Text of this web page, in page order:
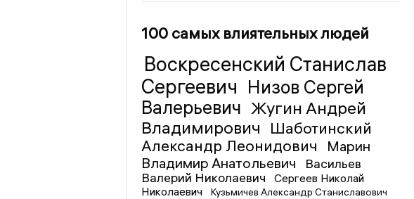
100 самых влиятельных людей
Воскресенский Станислав
Сергеевич Низов Сергей
Валерьевич Жугин Андрей
Владимирович
Шаботинский
Александр Леонидович
Марин
Владимир Анатольевич
Васильев
Валерий Николаевич
Сергеев Николай
Николаевич
Кузьмичев Александр Станиславович